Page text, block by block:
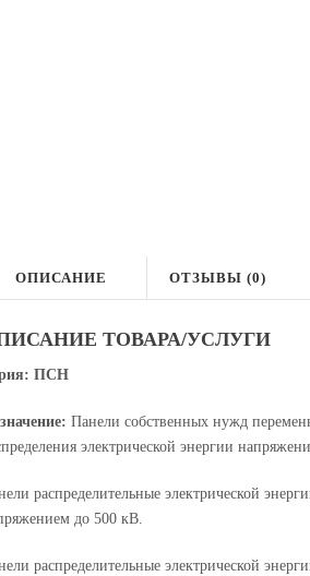
ОПИСАНИЕ ОТЗЫВЫ (0)
ТОВАРА/УСЛУГИ
ПСН
Панели собственных нужд
электрической энергии
распределительные электрической
до 500 кВ.
распределительные электрической